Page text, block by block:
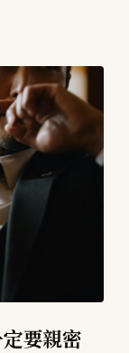
見。
要親密